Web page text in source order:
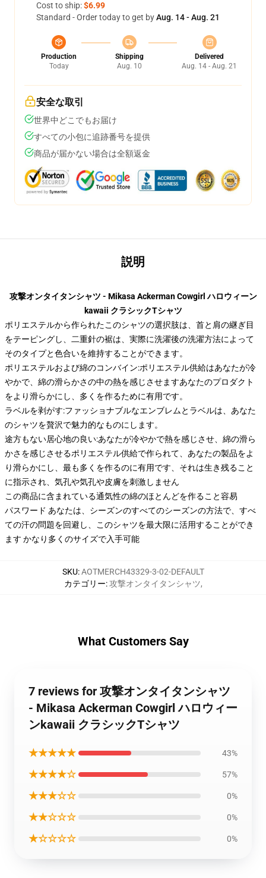
Cost to ship:$6.99
Standard - Order today to get byAug. 14 - Aug. 21
Production
Today
Shipping
Aug. 10
Delivered
Aug. 14 - Aug. 21
安全な取引
世界中どこでもお届け
すべての小包に追跡番号を提供
商品が届かない場合は全額返金
説明
攻撃オンタイタンシャツ - Mikasa Ackerman Cowgirl ハロウィーン
kawaii クラシックTシャツ
ポリエステルから作られたこのシャツの選択肢は、首と肩の継ぎ目
をテーピングし、二重針の裾は、実際に洗濯後の洗濯方法によって
そのタイプと色合いを維持することができます。
ポリエステルおよび綿のコンバイン:ポリエステル供給はあなたが冷
やかで、綿の滑らかさの中の熱を感じさせますあなたのプロダクト
をより滑らかにし、多くを作るために有用です。
ラベルを剥がす:ファッショナブルなエンブレムとラベルは、あなた
のシャツを贅沢で魅力的なものにします。
途方もない居心地の良い:あなたが冷やかで熱を感じさせ、綿の滑ら
かさを感じさせるポリエステル供給で作られて、あなたの製品をよ
り滑らかにし、最も多くを作るのに有用です、それは生き残ること
に指示され、気孔や気孔や皮膚を刺激しません
この商品に含まれている通気性の綿のほとんどを作ること容易
パスワード あなたは、シーズンのすべてのシーズンの方法で、すべ
ての汗の問題を回避し、このシャツを最大限に活用することができ
ます かなり多くのサイズで入手可能
SKU:AOTMERCH43329-3-02-DEFAULT
カテゴリー:攻撃オンタイタンシャツ,
What Customers Say
7 reviews for 攻撃オンタイタンシャツ
- Mikasa Ackerman Cowgirl ハロウィー
ンkawaii クラシックTシャツ
★★★★★ 43%
★★★★☆ 57%
★★★☆☆ 0%
★★☆☆☆ 0%
★☆☆☆☆ 0%